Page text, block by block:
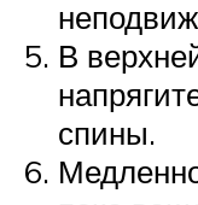
В
спины.